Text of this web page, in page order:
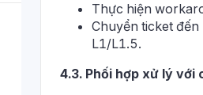
Thực hiện
Chuyển ticket
L1/L1.5.
4.3. Phối hợp xử lý với